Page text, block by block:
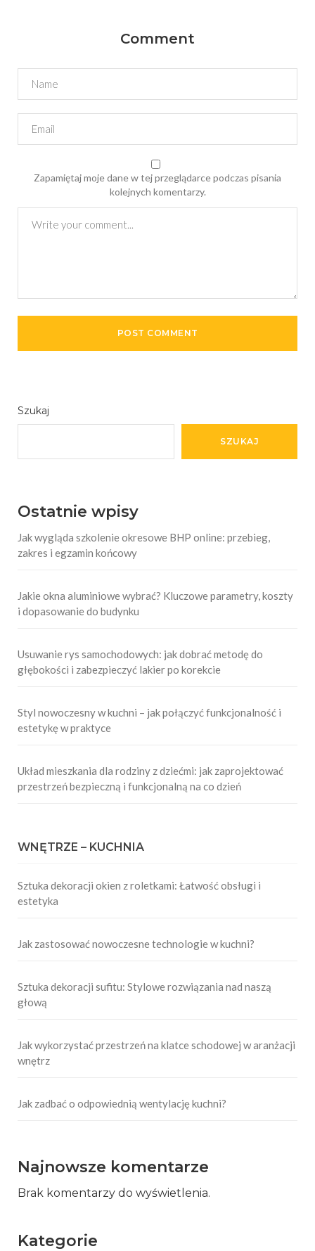
Comment
Zapamiętaj moje dane w tej przeglądarce podczas pisania
kolejnych komentarzy.
Szukaj
SZUKAJ
Ostatnie wpisy
Jak wygląda szkolenie okresowe BHP online: przebieg,
zakres i egzamin końcowy
Jakie okna aluminiowe wybrać? Kluczowe parametry, koszty
i dopasowanie do budynku
Usuwanie rys samochodowych: jak dobrać metodę do
głębokości i zabezpieczyć lakier po korekcie
Styl nowoczesny w kuchni – jak połączyć funkcjonalność i
estetykę w praktyce
Układ mieszkania dla rodziny z dziećmi: jak zaprojektować
przestrzeń bezpieczną i funkcjonalną na co dzień
WNĘTRZE – KUCHNIA
Sztuka dekoracji okien z roletkami: Łatwość obsługi i
estetyka
Jak zastosować nowoczesne technologie w kuchni?
Sztuka dekoracji sufitu: Stylowe rozwiązania nad naszą
głową
Jak wykorzystać przestrzeń na klatce schodowej w aranżacji
wnętrz
Jak zadbać o odpowiednią wentylację kuchni?
Najnowsze komentarze
Brak komentarzy do wyświetlenia.
Kategorie